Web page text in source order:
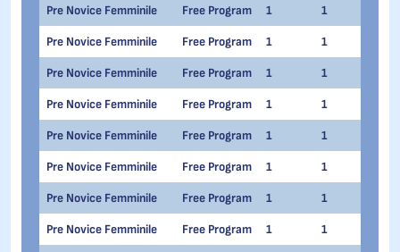
Pre Novice Femminile Free Program 1 1
Pre Novice Femminile Free Program 1 1
Pre Novice Femminile Free Program 1 1
Pre Novice Femminile Free Program 1 1
Pre Novice Femminile Free Program 1 1
Pre Novice Femminile Free Program 1 1
Pre Novice Femminile Free Program 1 1
Pre Novice Femminile Free Program 1 1